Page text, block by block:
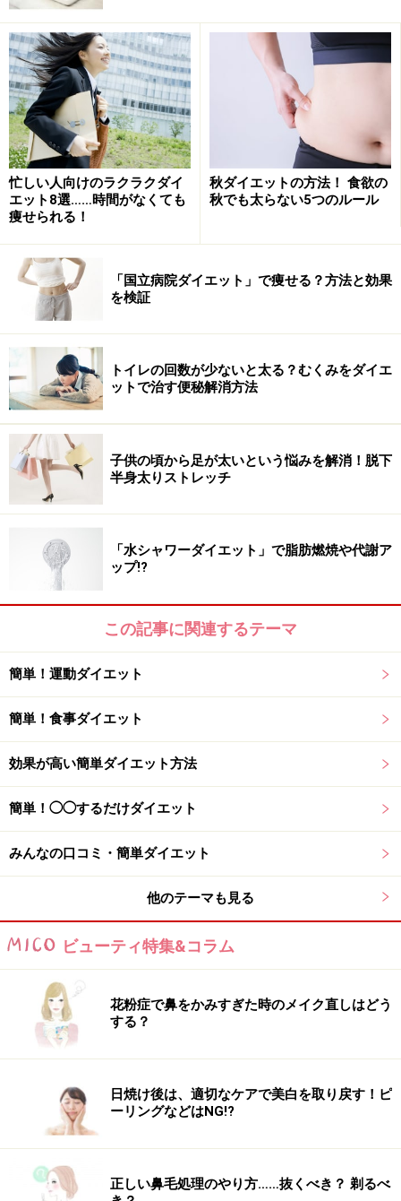
野菜ジュース、スムージー、
ースなどを食事代わりにし、1～2日間過ごすだけで、以
上の効果が実感でき、体が軽くなるでしょう。
＊自分でスムージーをつくる場合、バナナなどの糖質の
高いフルーツは少な目or抜くのが◎
■野菜メインの生活
野菜中心の食生活は体が軽くなる！
「体重はそれほど増えていないけど体が重い」という場
合は、野菜中心の食事で2～3日間過ごしましょう。朝と
昼は生野菜をたくさん摂って酵素を補給。トレンドのメ
イソンジャーサラダ
ならカラフルで見た目もお洒落なの
で作り甲斐があり、洗いものも少なくて済むのが嬉しい
ですよ。そして夜は、温野菜や植物性たんぱく質（豆腐
や納豆など）を加え、体を冷やさないようにすることが
大切。野菜メインの生活でも十分満足感があるので、ス
トレスなく続けられるのがメリットです。
家の中でも出来る運動で、代謝向上でリセ
ットする方法
■入浴＋エクササイズ
入浴で体を温めると新陳代謝が上がり、冷えやむくみ解
エネルギーを消費しやすい体になります。まず入浴前
は、常温か温かい飲み物を摂って内側から温めます。お
湯の温度は40度弱にし、最初は首まで3～5分つかり、体
を温めてからエクササイズを始めます。
す。この状態でひざの開閉を5～10回繰り返します。こ
のとき、お腹を常に凹ませ、ゆっくりとした呼吸にあわ
せて動くことがポイントです。
■毎日トライ！ながらエクササイズ
生活に少しずつ取り入れることが大事！
毎日の生活に無理なく組み込めるながらエクササイズを
忙しい人向けのラクラクダイ
エット8選……時間がなくても
痩せられる！
秋ダイエットの方法！ 食欲の
秋でも太らない5つのルール
「国立病院ダイエット」で痩せる？方法と効果
を検証
トイレの回数が少ないと太る？むくみをダイエ
ットで治す便秘解消方法
子供の頃から足が太いという悩みを解消！脱下
半身太りストレッチ
「水シャワーダイエット」で脂肪燃焼や代謝ア
ップ!?
この記事に関連するテーマ
簡単！運動ダイエット
簡単！食事ダイエット
効果が高い簡単ダイエット方法
簡単！◯◯するだけダイエット
みんなの口コミ・簡単ダイエット
他のテーマも見る
ビューティ特集&コラム
花粉症で鼻をかみすぎた時のメイク直しはどう
する？
日焼け後は、適切なケアで美白を取り戻す！ピ
ーリングなどはNG!?
正しい鼻毛処理のやり方……抜くべき？ 剃るべ